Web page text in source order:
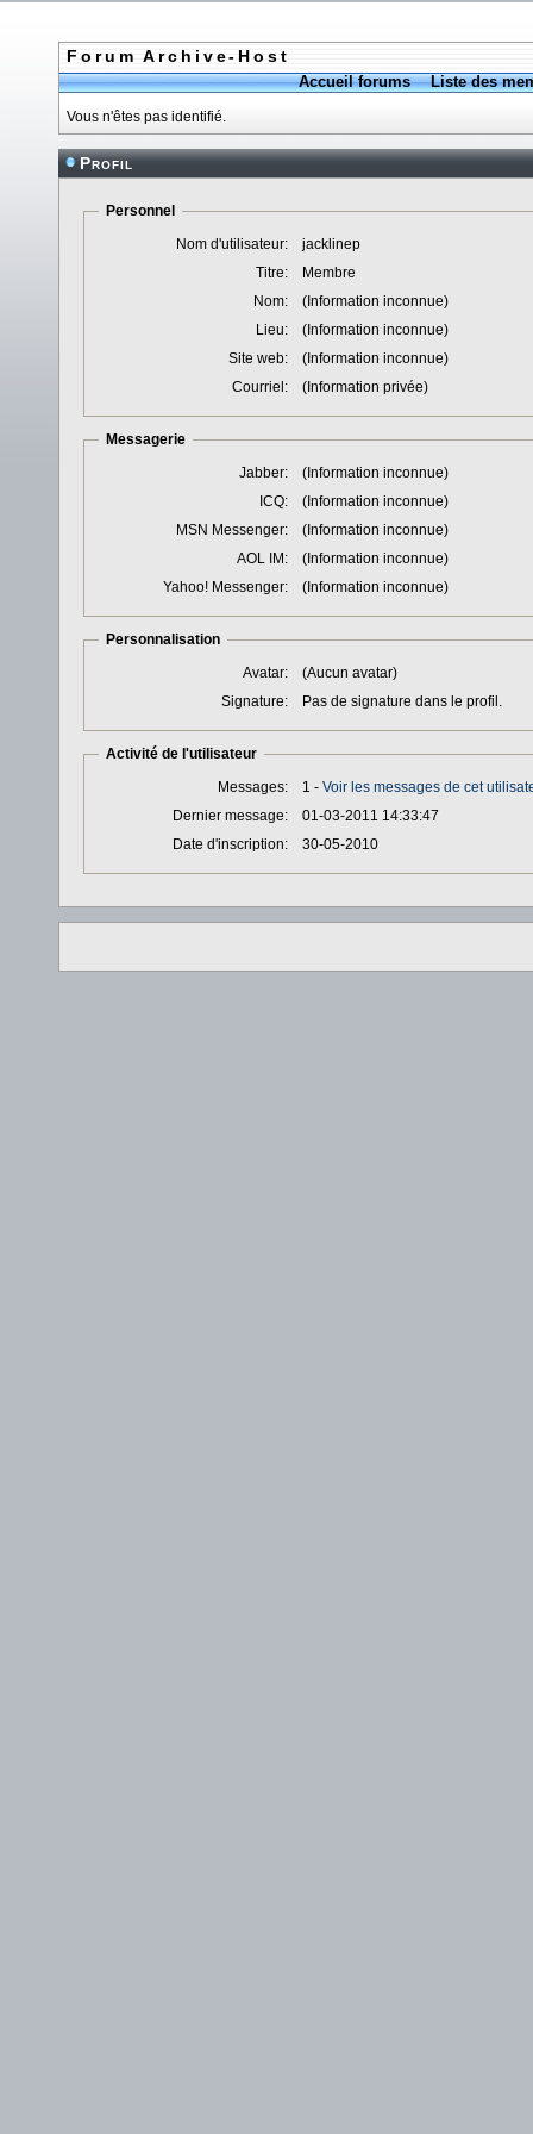
Forum Archive-Host
Accueil forums Liste des
Vous n'êtes pas identifié.
Profil
Personnel
Nom d'utilisateur:
jacklinep
Titre:
Membre
Nom:
(Information inconnue)
Lieu:
(Information inconnue)
Site web:
(Information inconnue)
Courriel:
(Information privée)
Messagerie
Jabber:
(Information inconnue)
ICQ:
(Information inconnue)
MSN Messenger:
(Information inconnue)
AOL IM:
(Information inconnue)
Yahoo! Messenger:
(Information inconnue)
Personnalisation
Avatar:
(Aucun avatar)
Signature:
Pas de signature dans le profil.
Activité de l'utilisateur
Messages:
1 - Voir les messages de cet
Dernier message:
01-03-2011 14:33:47
Date d'inscription:
30-05-2010